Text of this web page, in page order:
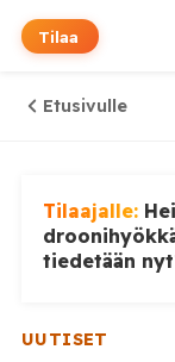
Tilaa
Etusivulle
Tilaajalle:
tiedetään
UUTISET